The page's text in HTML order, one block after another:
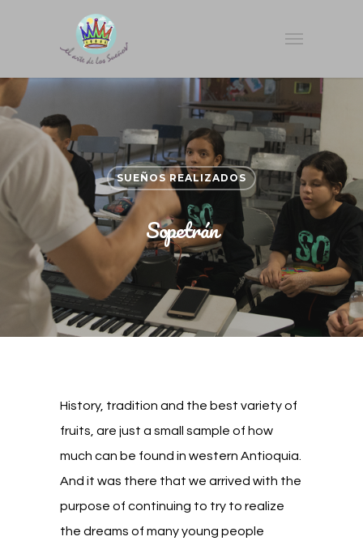
SUEÑOS REALIZADOS
Sopetrán
History, tradition and the best variety of
fruits, are just a small sample of how
much can be found in western Antioquia.
And it was there that we arrived with the
purpose of continuing to try to realize
the dreams of many young people